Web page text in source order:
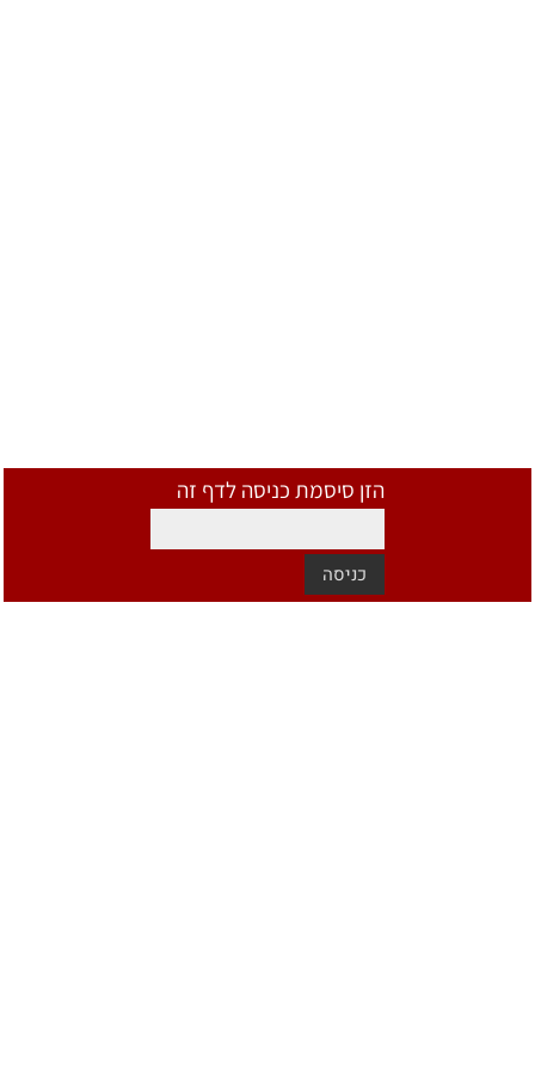
הזן סיסמת כניסה לדף זה